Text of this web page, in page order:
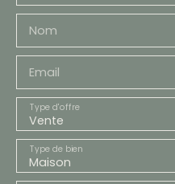
Nom
Email
Vente
Type d'offre
Maison
Type de bien